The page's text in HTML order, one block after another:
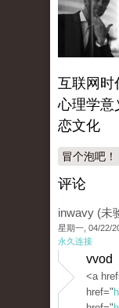
互联网时
心理学意
恋文化
冒个泡吧！
评论
inwavy (未
星期一, 04/22/
永久连接
vvod
<a
href="